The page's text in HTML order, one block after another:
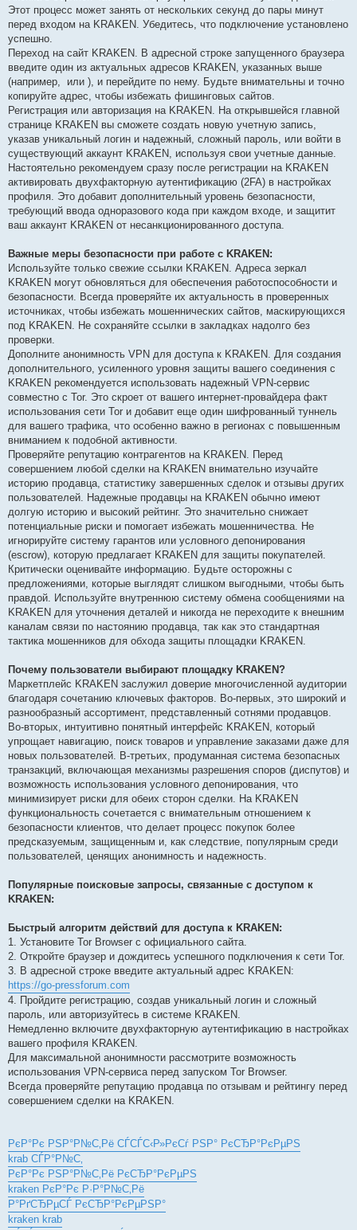
Этот процесс может занять от нескольких секунд до пары минут
перед входом на KRAKEN. Убедитесь, что подключение установлено
успешно.
Переход на сайт KRAKEN. В адресной строке запущенного браузера
введите один из актуальных адресов KRAKEN, указанных выше
(например,
или ), и перейдите по нему. Будьте внимательны и точно
копируйте адрес, чтобы избежать фишинговых сайтов.
Регистрация или авторизация на KRAKEN. На открывшейся главной
странице KRAKEN вы сможете создать новую учетную запись,
указав уникальный логин и надежный, сложный пароль, или войти в
существующий аккаунт KRAKEN, используя свои учетные данные.
Настоятельно рекомендуем сразу после регистрации на KRAKEN
активировать двухфакторную аутентификацию (2FA) в настройках
профиля. Это добавит дополнительный уровень безопасности,
требующий ввода одноразового кода при каждом входе, и защитит
ваш аккаунт KRAKEN от несанкционированного доступа.
Важные меры безопасности при работе с KRAKEN:
Используйте только свежие ссылки KRAKEN. Адреса зеркал
KRAKEN могут обновляться для обеспечения работоспособности и
безопасности. Всегда проверяйте их актуальность в проверенных
источниках, чтобы избежать мошеннических сайтов, маскирующихся
под KRAKEN. Не сохраняйте ссылки в закладках надолго без
проверки.
Дополните анонимность VPN для доступа к KRAKEN. Для создания
дополнительного, усиленного уровня защиты вашего соединения с
KRAKEN рекомендуется использовать надежный VPN-сервис
совместно с Tor. Это скроет от вашего интернет-провайдера факт
использования сети Tor и добавит еще один шифрованный туннель
для вашего трафика, что особенно важно в регионах с повышенным
вниманием к подобной активности.
Проверяйте репутацию контрагентов на KRAKEN. Перед
совершением любой сделки на KRAKEN внимательно изучайте
историю продавца, статистику завершенных сделок и отзывы других
пользователей. Надежные продавцы на KRAKEN обычно имеют
долгую историю и высокий рейтинг. Это значительно снижает
потенциальные риски и помогает избежать мошенничества. Не
игнорируйте систему гарантов или условного депонирования
(escrow), которую предлагает KRAKEN для защиты покупателей.
Критически оценивайте информацию. Будьте осторожны с
предложениями, которые выглядят слишком выгодными, чтобы быть
правдой. Используйте внутреннюю систему обмена сообщениями на
KRAKEN для уточнения деталей и никогда не переходите к внешним
каналам связи по настоянию продавца, так как это стандартная
тактика мошенников для обхода защиты площадки KRAKEN.
Почему пользователи выбирают площадку KRAKEN?
Маркетплейс KRAKEN заслужил доверие многочисленной аудитории
благодаря сочетанию ключевых факторов. Во-первых, это широкий и
разнообразный ассортимент, представленный сотнями продавцов.
Во-вторых, интуитивно понятный интерфейс KRAKEN, который
упрощает навигацию, поиск товаров и управление заказами даже для
новых пользователей. В-третьих, продуманная система безопасных
транзакций, включающая механизмы разрешения споров (диспутов) и
возможность использования условного депонирования, что
минимизирует риски для обеих сторон сделки. На KRAKEN
функциональность сочетается с внимательным отношением к
безопасности клиентов, что делает процесс покупок более
предсказуемым, защищенным и, как следствие, популярным среди
пользователей, ценящих анонимность и надежность.
Популярные поисковые запросы, связанные с доступом к
KRAKEN:
Быстрый алгоритм действий для доступа к KRAKEN:
1. Установите Tor Browser с официального сайта.
2. Откройте браузер и дождитесь успешного подключения к сети Tor.
3. В адресной строке введите актуальный адрес KRAKEN:
https://go-pressforum.com
4. Пройдите регистрацию, создав уникальный логин и сложный
пароль, или авторизуйтесь в системе KRAKEN.
Немедленно включите двухфакторную аутентификацию в настройках
вашего профиля KRAKEN.
Для максимальной анонимности рассмотрите возможность
использования VPN-сервиса перед запуском Tor Browser.
Всегда проверяйте репутацию продавца по отзывам и рейтингу перед
совершением сделки на KRAKEN.
РєР°Рє РЅР°Р№С‚Рё СЃСЃС‹Р»РєСѓ РЅР° РєСЂР°РєРµРЅ
krab СЃР°Р№С‚
РєР°Рє РЅР°Р№С‚Рё РєСЂР°РєРµРЅ
kraken РєР°Рє Р·Р°Р№С‚Рё
Р°РґСЂРµСЃ РєСЂР°РєРµРЅР°
kraken krab